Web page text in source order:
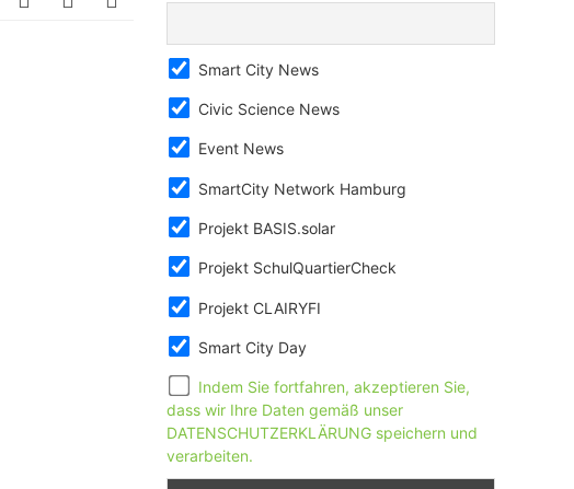
Smart City News
Civic Science News
Event News
SmartCity Network Hamburg
Projekt BASIS.solar
Projekt SchulQuartierCheck
Projekt CLAIRYFI
Smart City Day
Indem Sie fortfahren, akzeptieren Sie,
dass wir Ihre Daten gemäß unser
DATENSCHUTZERKLÄRUNG speichern und
verarbeiten.